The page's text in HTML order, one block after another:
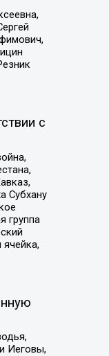
с
Субхану
группа
Иеговы,